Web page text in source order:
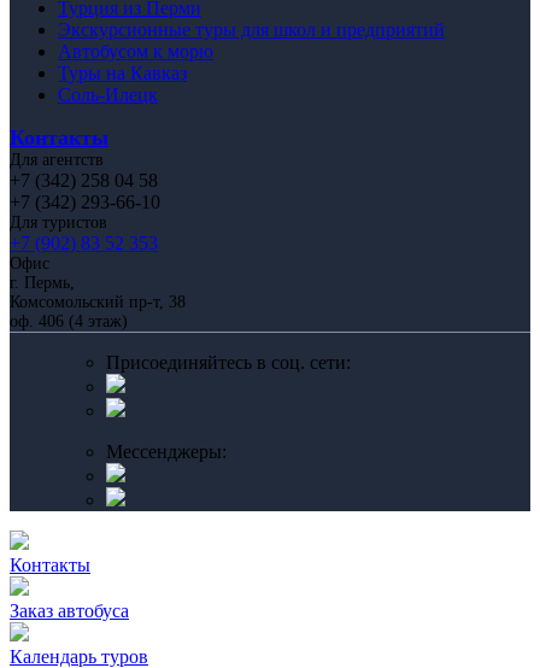
Турция из Перми
Экскурсионные туры для школ и предприятий
Автобусом к морю
Туры на Кавказ
Соль-Илецк
Контакты
Для агентств
+7 (342) 258 04 58
+7 (342) 293-66-10
Для туристов
+7 (902) 83 52 353
Офис
г. Пермь,
Комсомольский пр-т, 38
оф. 406 (4 этаж)
Присоединяйтесь в соц. сети:
Мессенджеры:
Контакты
Заказ автобуса
Календарь туров